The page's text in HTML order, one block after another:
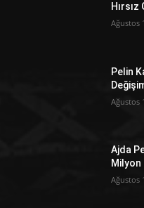
Hırsız
Ağustos
Pelin
Ağustos
Ajda
Milyon
Ağustos